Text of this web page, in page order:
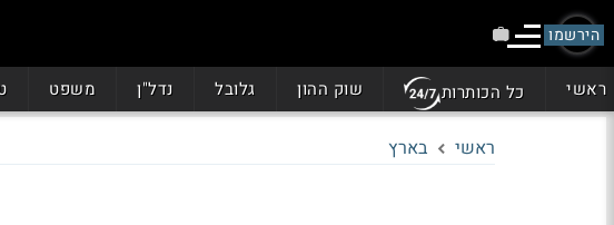
הירשמו
ראשי כל הכותרות שוק ההון גלובל נדל"ן משפט
ראשי בארץ